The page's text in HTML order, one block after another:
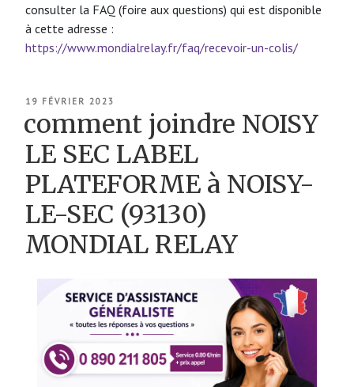
consulter la FAQ (foire aux questions) qui est disponible
à cette adresse :
https://www.mondialrelay.fr/faq/recevoir-un-colis/
PUBLIÉ
19 FÉVRIER 2023
comment joindre NOISY
LE SEC LABEL
PLATEFORME à NOISY-
LE-SEC (93130)
MONDIAL RELAY